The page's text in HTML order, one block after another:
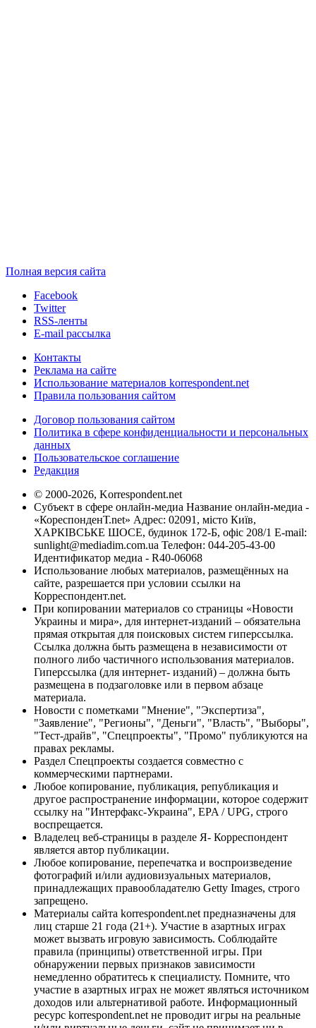
Полная версия сайта
Facebook
Twitter
RSS-ленты
E-mail рассылка
Контакты
Реклама на сайте
Использование материалов korrespondent.net
Правила пользования сайтом
Договор пользования сайтом
Политика в сфере конфиденциальности и персональных
данных
Пользовательское соглашение
Редакция
© 2000-2026, Korrespondent.net
Субъект в сфере онлайн-медиа Название онлайн-медиа -
«КореспонденТ.net» Адрес: 02091, місто Київ,
ХАРКІВСЬКЕ ШОСЕ, будинок 172-Б, офіс 208/1 E-mail:
sunlight@mediadim.com.ua Телефон: 044-205-43-00
Идентификатор медиа - R40-06068
Использование любых материалов, размещённых на
сайте, разрешается при условии ссылки на
Корреспондент.net.
При копировании материалов со страницы «Новости
Украины и мира», для интернет-изданий – обязательна
прямая открытая для поисковых систем гиперссылка.
Ссылка должна быть размещена в независимости от
полного либо частичного использования материалов.
Гиперссылка (для интернет- изданий) – должна быть
размещена в подзаголовке или в первом абзаце
материала.
Новости с пометками "Мнение", "Экспертиза",
"Заявление", "Регионы", "Деньги", "Власть", "Выборы",
"Тест-драйв", "Спецпроекты", "Промо" публикуются на
правах рекламы.
Раздел Спецпроекты создается совместно с
коммерческими партнерами.
Любое копирование, публикация, републикация и
другое распространение информации, которое содержит
ссылку на "Интерфакс-Украина", EPA / UPG, строго
воспрещается.
Владелец веб-страницы в разделе Я- Корреспондент
является автор публикации.
Любое копирование, перепечатка и воспроизведение
фотографий и/или аудиовизуальных материалов,
принадлежащих правообладателю Getty Images, строго
запрещено.
Материалы сайта korrespondent.net предназначены для
лиц старше 21 года (21+). Участие в азартных играх
может вызвать игровую зависимость. Соблюдайте
правила (принципы) ответственной игры. При
обнаружении первых признаков зависимости
немедленно обратитесь к специалисту. Помните, что
участие в азартных играх не может являться источником
доходов или альтернативой работе. Информационный
ресурс korrespondent.net не проводит игры на реальные